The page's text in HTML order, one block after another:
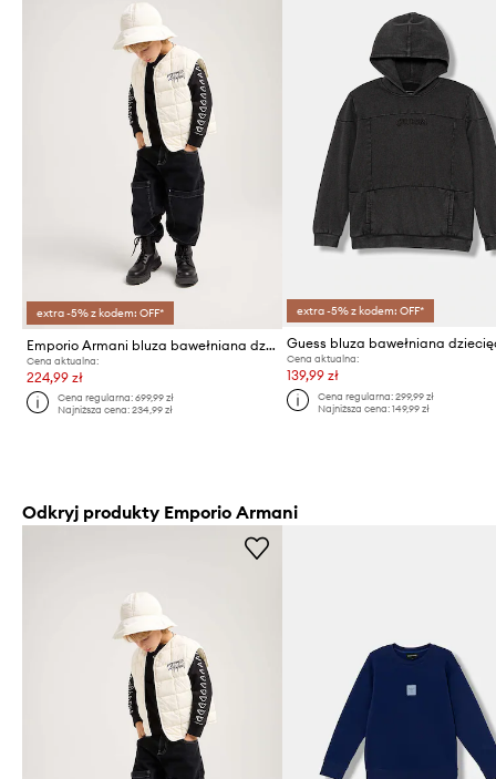
extra -5% z kodem: OFF*
Emporio Armani bluza bawełniana dziecięca
Cena aktualna:
224,99 zł
Cena regularna:699,99 zł
Najniższa cena:234,99 zł
extra -5% z kodem: OFF*
Guess bluza bawełniana
Cena aktualna:
139,99 zł
Cena regularna: 299,99 zł
Najniższa cena: 149,99 zł
Odkryj produkty Emporio Armani